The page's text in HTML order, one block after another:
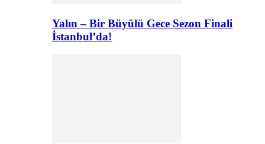
Yalın – Bir Büyülü Gece Sezon Finali
İstanbul’da!